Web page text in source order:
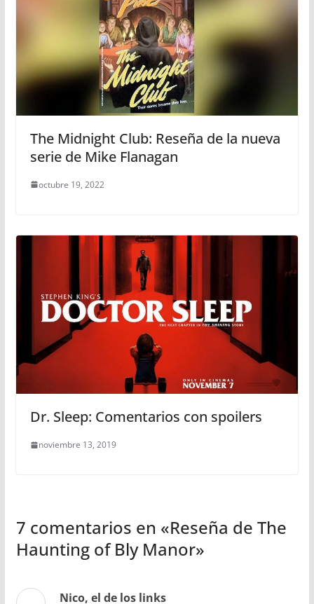
The Midnight Club: Reseña de la nueva
serie de Mike Flanagan
octubre 19, 2022
Dr. Sleep: Comentarios con spoilers
noviembre 13, 2019
7 comentarios en «Reseña de The
Haunting of Bly Manor»
Nico, el de los links